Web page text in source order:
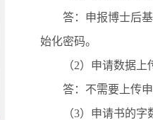
答：申报博士后
始化密码。
（2）申请数据
答：不需要上传
（3）申请书的字